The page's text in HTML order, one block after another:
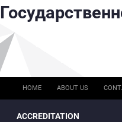
HOME ABOUT US
ACCREDITATION